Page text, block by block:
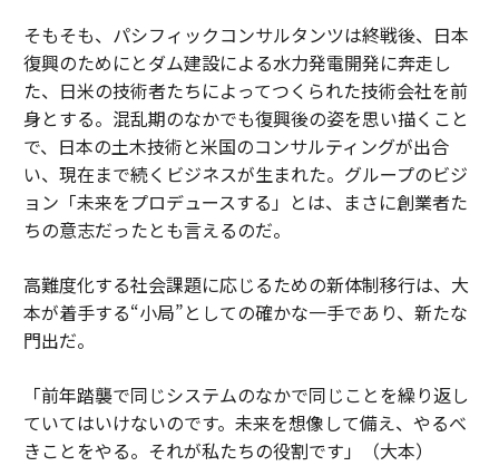
そもそも、パシフィックコンサルタンツは終戦後、日本
復興のためにとダム建設による水力発電開発に奔走し
た、日米の技術者たちによってつくられた技術会社を前
身とする。混乱期のなかでも復興後の姿を思い描くこと
で、日本の土木技術と米国のコンサルティングが出合
い、現在まで続くビジネスが生まれた。グループのビジ
ョン「未来をプロデュースする」とは、まさに創業者た
ちの意志だったとも言えるのだ。
高難度化する社会課題に応じるための新体制移行は、大
本が着手する“小局”としての確かな一手であり、新たな
門出だ。
「前年踏襲で同じシステムのなかで同じことを繰り返し
ていてはいけないのです。未来を想像して備え、やるべ
きことをやる。それが私たちの役割です」（大本）